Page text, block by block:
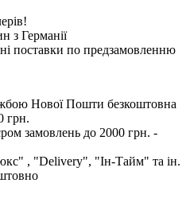
з Германії
поставки по предзамовленню
Нової Пошти безкоштовна
грн.
замовлень до 2000 грн. -
, "Delivery", "Iн-Тайм" та ін.